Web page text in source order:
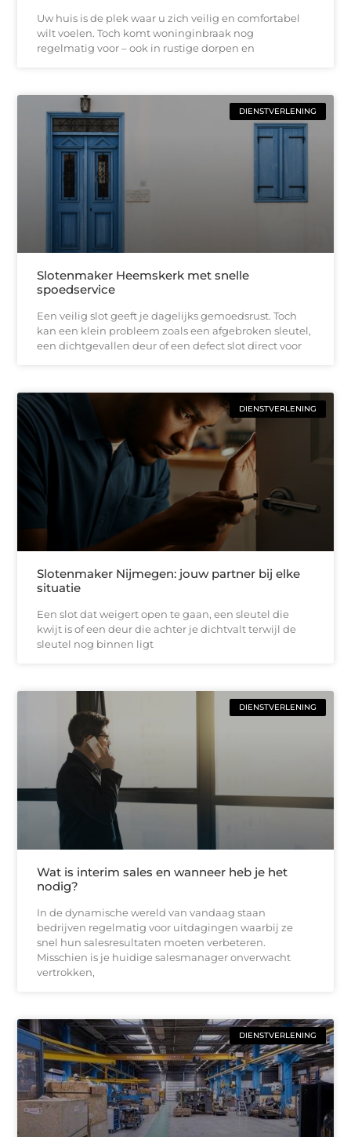
Uw huis is de plek waar u zich veilig en comfortabel
wilt voelen. Toch komt woninginbraak nog
regelmatig voor – ook in rustige dorpen en
DIENSTVERLENING
Slotenmaker Heemskerk met snelle
spoedservice
Een veilig slot geeft je dagelijks gemoedsrust. Toch
kan een klein probleem zoals een afgebroken sleutel,
een dichtgevallen deur of een defect slot direct voor
DIENSTVERLENING
Slotenmaker Nijmegen: jouw partner bij elke
situatie
Een slot dat weigert open te gaan, een sleutel die
kwijt is of een deur die achter je dichtvalt terwijl de
sleutel nog binnen ligt
DIENSTVERLENING
Wat is interim sales en wanneer heb je het
nodig?
In de dynamische wereld van vandaag staan
bedrijven regelmatig voor uitdagingen waarbij ze
snel hun salesresultaten moeten verbeteren.
Misschien is je huidige salesmanager onverwacht
vertrokken,
DIENSTVERLENING